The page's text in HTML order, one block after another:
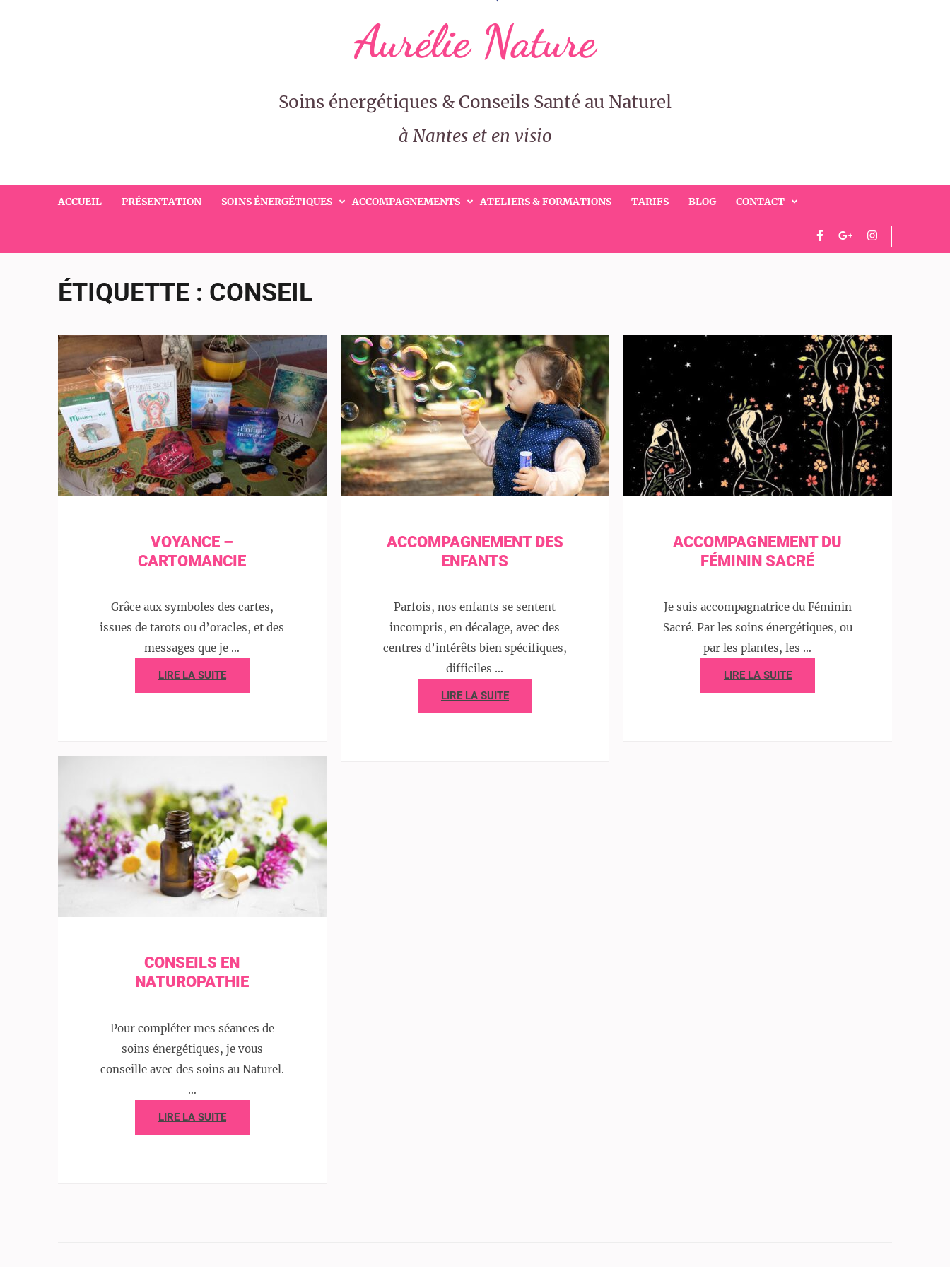
Aurélie Nature
Soins énergétiques & Conseils Santé au Naturel
à Nantes et en visio
ACCUEIL PRÉSENTATION SOINS ÉNERGÉTIQUES ACCOMPAGNEMENTS ATELIERS & FORMATIONS TARIFS BLOG CONTACT
ÉTIQUETTE : CONSEIL
VOYANCE –
CARTOMANCIE
Grâce aux symboles des cartes,
issues de tarots ou d’oracles, et des
messages que je …
LIRE LA SUITE
ACCOMPAGNEMENT DES
ENFANTS
Parfois, nos enfants se sentent
incompris, en décalage, avec des
centres d’intérêts bien spécifiques,
difficiles …
LIRE LA SUITE
ACCOMPAGNEMENT DU
FÉMININ SACRÉ
Je suis accompagnatrice du Féminin
Sacré. Par les soins énergétiques, ou
par les plantes, les …
LIRE LA SUITE
CONSEILS EN
NATUROPATHIE
Pour compléter mes séances de
soins énergétiques, je vous
conseille avec des soins au Naturel.
…
LIRE LA SUITE